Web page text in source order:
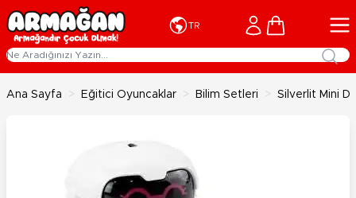
İçeriğe geç
TR Cart
Ana Sayfa > Eğitici Oyuncaklar > Bilim Setleri > Silverlit Mini